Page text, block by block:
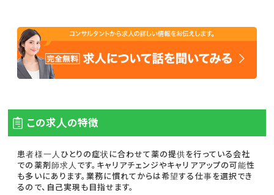
この求人の特徴
患者様一人ひとりの症状に合わせて薬の提供を行っている会社
での薬剤師求人です。キャリアチェンジやキャリアアップの可能性
も多いにあります。業務に慣れてからは希望する仕事を選択でき
るので、自己実現も目指せます。